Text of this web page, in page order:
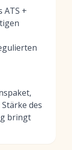
ATS +
des
bringt